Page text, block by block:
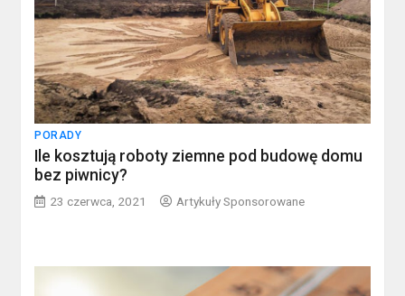
PORADY
Ile kosztują roboty ziemne pod budowę domu
bez piwnicy?
23 czerwca, 2021 Artykuły Sponsorowane